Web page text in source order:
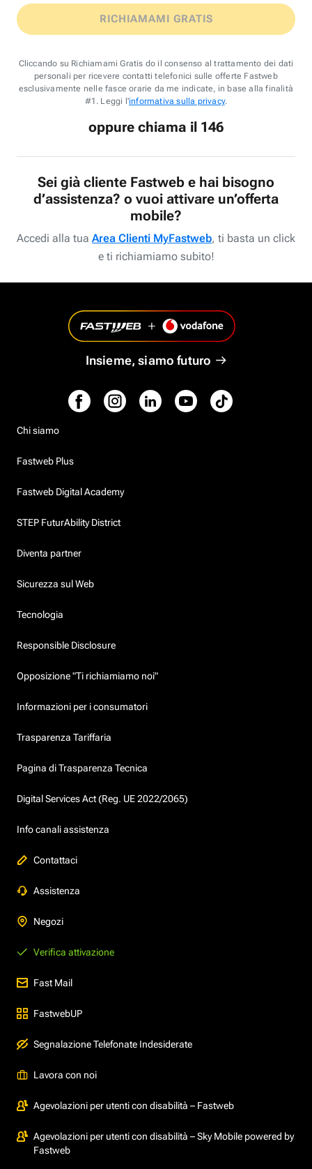
RICHIAMAMI GRATIS
Cliccando su Richiamami Gratis do il consenso al trattamento dei dati
personali per ricevere contatti telefonici sulle offerte Fastweb
esclusivamente nelle fasce orarie da me indicate, in base alla finalità
#1. Leggi l'informativa sulla privacy.
oppure chiama il 146
Sei già cliente Fastweb e hai bisogno
d’assistenza? o vuoi attivare un’offerta
mobile?
Accedi alla tua Area Clienti MyFastweb, ti basta un click
e ti richiamiamo subito!
Insieme, siamo futuro
Chi siamo
Fastweb Plus
Fastweb Digital Academy
STEP FuturAbility District
Diventa partner
Sicurezza sul Web
Tecnologia
Responsible Disclosure
Opposizione "Ti richiamiamo noi"
Informazioni per i consumatori
Trasparenza Tariffaria
Pagina di Trasparenza Tecnica
Digital Services Act (Reg. UE 2022/2065)
Info canali assistenza
Contattaci
Assistenza
Negozi
Verifica attivazione
Fast Mail
FastwebUP
Segnalazione Telefonate Indesiderate
Lavora con noi
Agevolazioni per utenti con disabilità – Fastweb
Agevolazioni per utenti con disabilità – Sky Mobile powered by
Fastweb